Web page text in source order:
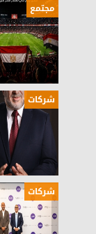
مجتمع
شركات
شركات